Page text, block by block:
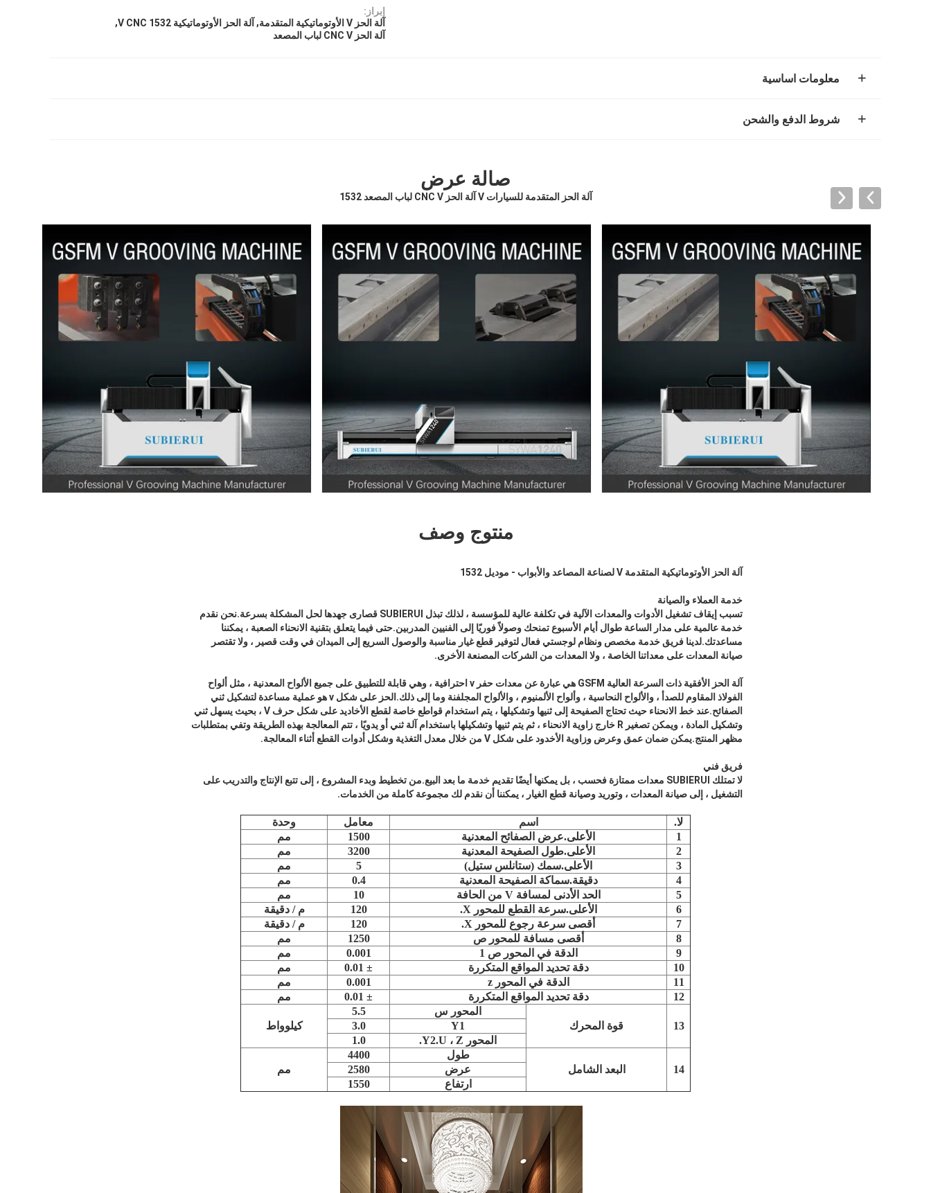
إبراز:
آلة الحز V الأوتوماتيكية المتقدمة
, آلة الحز الأوتوماتيكية V CNC 1532
,
آلة الحز CNC V لباب المصعد
معلومات اساسية
شروط الدفع والشحن
صالة عرض
آلة الحز المتقدمة للسيارات V آلة الحز CNC V لباب المصعد 1532
منتوج وصف
آلة الحز الأوتوماتيكية المتقدمة V لصناعة المصاعد والأبواب - موديل 1532
خدمة العملاء والصيانة
تسبب إيقاف تشغيل الأدوات والمعدات الآلية في تكلفة عالية للمؤسسة ، لذلك تبذل SUBIERUI قصارى جهدها لحل المشكلة بسرعة.نحن نقدم
خدمة عالمية على مدار الساعة طوال أيام الأسبوع تمنحك وصولاً فوريًا إلى الفنيين المدربين.حتى فيما يتعلق بتقنية الانحناء الصعبة ، يمكننا
مساعدتك.لدينا فريق خدمة مخصص ونظام لوجستي فعال لتوفير قطع غيار مناسبة والوصول السريع إلى الميدان في وقت قصير ، ولا تقتصر
صيانة المعدات على معداتنا الخاصة ، ولا المعدات من الشركات المصنعة الأخرى.
آلة الحز الأفقية ذات السرعة العالية GSFM هي عبارة عن معدات حفر v احترافية ، وهي قابلة للتطبيق على جميع الألواح المعدنية ، مثل ألواح
الفولاذ المقاوم للصدأ ، والألواح النحاسية ، وألواح الألمنيوم ، والألواح المجلفنة وما إلى ذلك.الحز على شكل v هو عملية مساعدة لتشكيل ثني
الصفائح.عند خط الانحناء حيث تحتاج الصفيحة إلى ثنيها وتشكيلها ، يتم استخدام قواطع خاصة لقطع الأخاديد على شكل حرف V ، بحيث يسهل ثني
وتشكيل المادة ، ويمكن تصغير R خارج زاوية الانحناء ، ثم يتم ثنيها وتشكيلها باستخدام آلة ثني أو يدويًا ، تتم المعالجة بهذه الطريقة وتفي بمتطلبات
مظهر المنتج.يمكن ضمان عمق وعرض وزاوية الأخدود على شكل V من خلال معدل التغذية وشكل أدوات القطع أثناء المعالجة.
فريق فني
لا تمتلك SUBIERUI معدات ممتازة فحسب ، بل يمكنها أيضًا تقديم خدمة ما بعد البيع.من تخطيط وبدء المشروع ، إلى تتبع الإنتاج والتدريب على
التشغيل ، إلى صيانة المعدات ، وتوريد وصيانة قطع الغيار ، يمكننا أن نقدم لك مجموعة كاملة من الخدمات.
لا. اسم معامل
وحدة
1
الأعلى.عرض الصفائح المعدنية 1500
مم
2
الأعلى.طول الصفيحة المعدنية 3200
مم
3
الأعلى.سمك (ستانلس ستيل) 5
مم
4
دقيقة.سماكة الصفيحة المعدنية 0.4
مم
5
الحد الأدنى لمسافة V من الحافة 10
مم
6
الأعلى.سرعة القطع للمحور X. 120
م / دقيقة
7
أقصى سرعة رجوع للمحور X. 120
م / دقيقة
8
أقصى مسافة للمحور ص 1250
مم
9
الدقة في المحور ص 1 0.001
مم
10
دقة تحديد المواقع المتكررة ± 0.01
مم
11
الدقة في المحور z 0.001
مم
12
دقة تحديد المواقع المتكررة ± 0.01 مم
13 قوة المحرك
المحور س
5.5
كيلوواط
Y1
3.0
المحور Y2.U ، Z.
1.0
14 البعد الشامل
طول
4400
مم
عرض
2580
ارتفاع
1550